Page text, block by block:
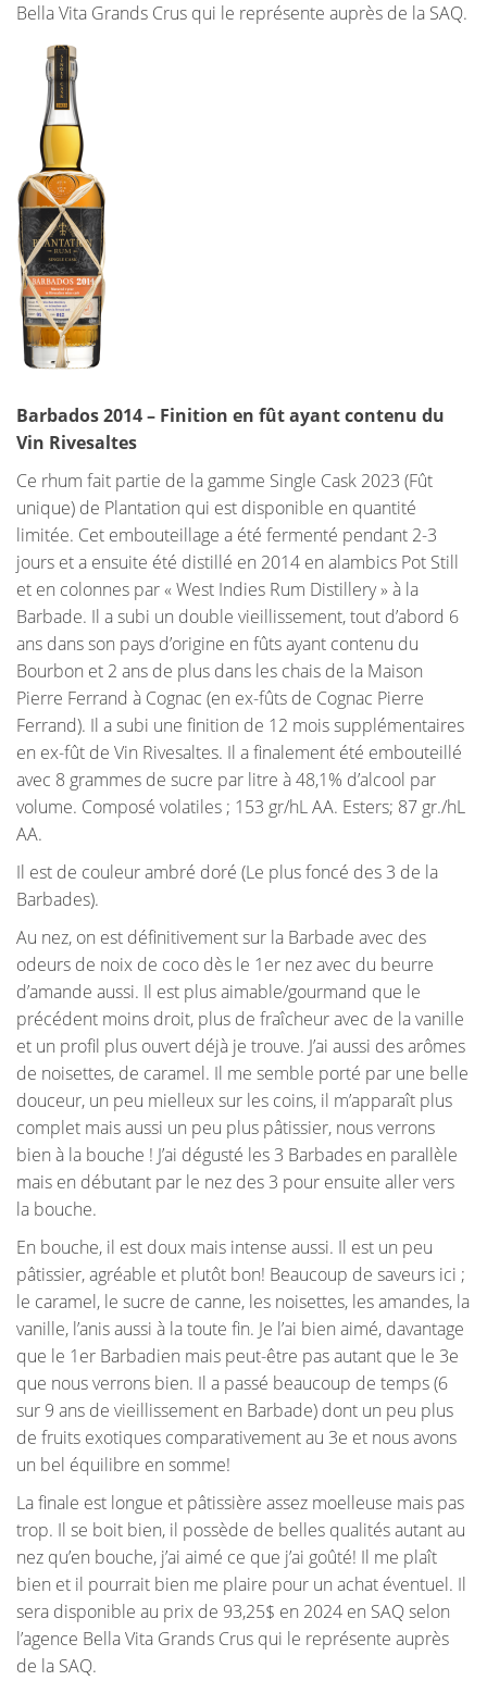
Bella Vita Grands Crus qui le représente auprès de la SAQ.
Barbados 2014 – Finition en fût ayant contenu du
Vin Rivesaltes
Ce rhum fait partie de la gamme Single Cask 2023 (Fût
unique) de Plantation qui est disponible en quantité
limitée. Cet embouteillage a été fermenté pendant 2-3
jours et a ensuite été distillé en 2014 en alambics Pot Still
et en colonnes par « West Indies Rum Distillery » à la
Barbade. Il a subi un double vieillissement, tout d’abord 6
ans dans son pays d’origine en fûts ayant contenu du
Bourbon et 2 ans de plus dans les chais de la Maison
Pierre Ferrand à Cognac (en ex-fûts de Cognac Pierre
Ferrand). Il a subi une finition de 12 mois supplémentaires
en ex-fût de Vin Rivesaltes. Il a finalement été embouteillé
avec 8 grammes de sucre par litre à 48,1% d’alcool par
volume. Composé volatiles ; 153 gr/hL AA. Esters; 87 gr./hL
AA.
Il est de couleur ambré doré (Le plus foncé des 3 de la
Barbades).
Au nez, on est définitivement sur la Barbade avec des
odeurs de noix de coco dès le 1er nez avec du beurre
d’amande aussi. Il est plus aimable/gourmand que le
précédent moins droit, plus de fraîcheur avec de la vanille
et un profil plus ouvert déjà je trouve. J’ai aussi des arômes
de noisettes, de caramel. Il me semble porté par une belle
douceur, un peu mielleux sur les coins, il m’apparaît plus
complet mais aussi un peu plus pâtissier, nous verrons
bien à la bouche ! J’ai dégusté les 3 Barbades en parallèle
mais en débutant par le nez des 3 pour ensuite aller vers
la bouche.
En bouche, il est doux mais intense aussi. Il est un peu
pâtissier, agréable et plutôt bon! Beaucoup de saveurs ici ;
le caramel, le sucre de canne, les noisettes, les amandes, la
vanille, l’anis aussi à la toute fin. Je l’ai bien aimé, davantage
que le 1er Barbadien mais peut-être pas autant que le 3e
que nous verrons bien. Il a passé beaucoup de temps (6
sur 9 ans de vieillissement en Barbade) dont un peu plus
de fruits exotiques comparativement au 3e et nous avons
un bel équilibre en somme!
La finale est longue et pâtissière assez moelleuse mais pas
trop. Il se boit bien, il possède de belles qualités autant au
nez qu’en bouche, j’ai aimé ce que j’ai goûté! Il me plaît
bien et il pourrait bien me plaire pour un achat éventuel. Il
sera disponible au prix de 93,25$ en 2024 en SAQ selon
l’agence Bella Vita Grands Crus qui le représente auprès
de la SAQ.